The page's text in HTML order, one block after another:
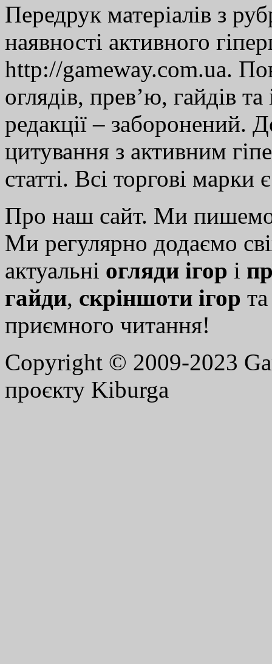
Передрук матеріалів з
наявності активного
http://gameway.com.ua.
оглядів, прев’ю, гайдів
редакції – заборонений.
цитування з активним
статті. Всі торгові марки
Про наш сайт. Ми
Ми регулярно додаємо
актуальні огляди ігор і
гайди, скріншоти ігор
приємного читання!
Copyright © 2009-2023
проєкту Kiburga